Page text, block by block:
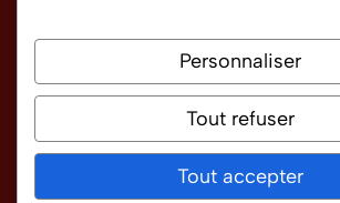
©2026 Croissance magazine
Politique de confidentialité
Conditions générales d'utilisation
Personnaliser
Tout refuser
Tout accepter